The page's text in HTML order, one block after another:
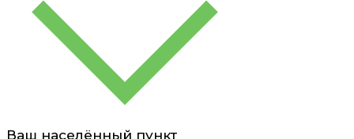
для
детского
Ваш населённый пункт